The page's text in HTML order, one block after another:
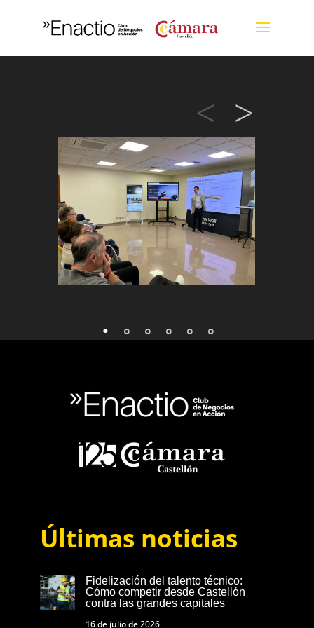
Últimas noticias
Fidelización del talento técnico:
Cómo competir desde Castellón
contra las grandes capitales
16 de julio de 2026